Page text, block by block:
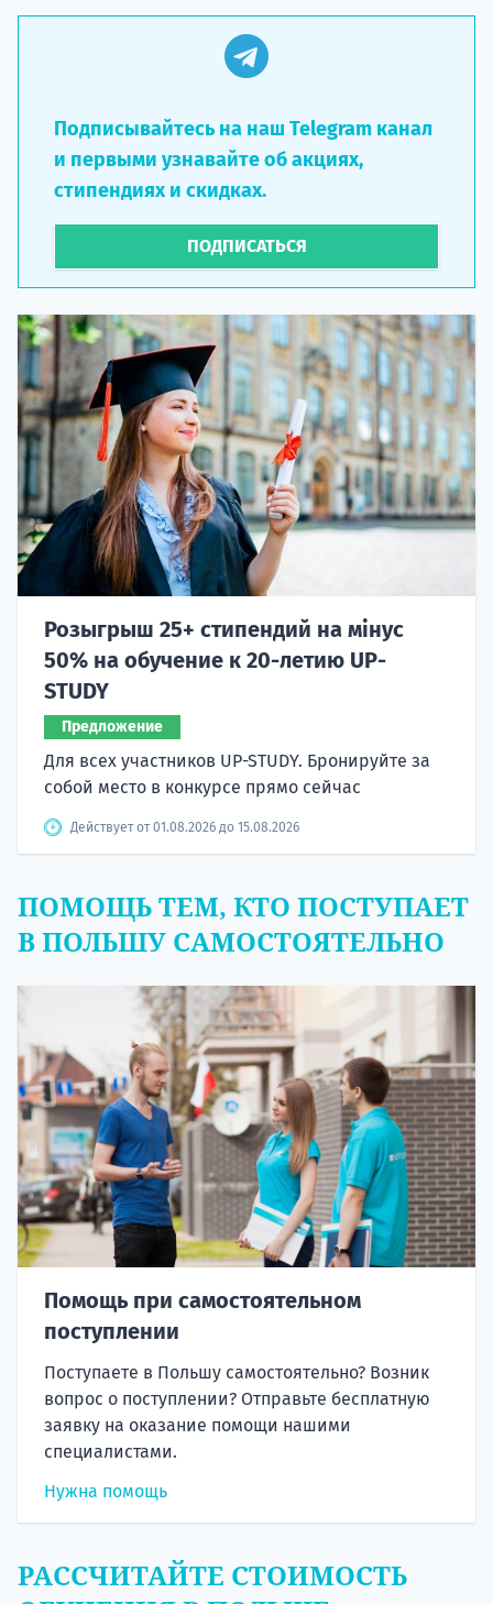
Подписывайтесь на наш Telegram канал
и первыми узнавайте об акциях,
стипендиях и скидках.
ПОДПИСАТЬСЯ
Розыгрыш 25+ стипендий на мінус
50% на обучение к 20-летию UP-
STUDY
Предложение
Для всех участников UP-STUDY. Бронируйте за
собой место в конкурсе прямо сейчас
Действует от 01.08.2026 до 15.08.2026
ПОМОЩЬ ТЕМ, КТО ПОСТУПАЕТ
В ПОЛЬШУ САМОСТОЯТЕЛЬНО
Помощь при самостоятельном
поступлении
Поступаете в Польшу самостоятельно? Возник
вопрос о поступлении? Отправьте бесплатную
заявку на оказание помощи нашими
специалистами.
Нужна помощь
РАССЧИТАЙТЕ СТОИМОСТЬ